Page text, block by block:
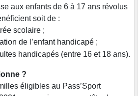
aux enfants de 6 à 17 ans révolus
soit de :
scolaire ;
de l’enfant handicapé ;
handicapés (entre 16 et 18 ans).
?
éligibles au Pass’Sport